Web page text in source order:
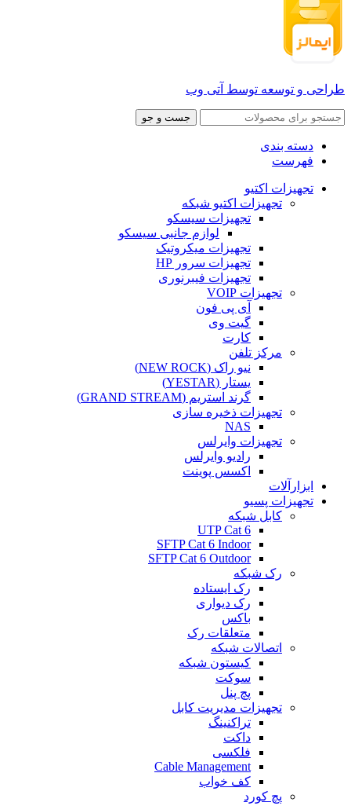
طراحی و توسعه توسط آتی وب
جست و جو
دسته بندی
فهرست
تجهیزات اکتیو
تجهیزات اکتیو شبکه
تجهیزات سیسکو
لوازم جانبی سیسکو
تجهیزات میکروتیک
تجهیزات سرور HP
تجهیزات فیبرنوری
تجهیزات VOIP
آی پی فون
گیت وی
کارت
مرکز تلفن
نیو راک (NEW ROCK)
یستار (YESTAR)
گرند استریم (GRAND STREAM)
تجهیزات ذخیره سازی
NAS
تجهیزات وایرلس
رادیو وایرلس
اکسس پوینت
ابزارآلات
تجهیزات پسیو
کابل شبکه
UTP Cat 6
SFTP Cat 6 Indoor
SFTP Cat 6 Outdoor
رک شبکه
رک ایستاده
رک دیواری
باکس
متعلقات رک
اتصالات شبکه
کیستون شبکه
سوکت
پچ پنل
تجهیزات مدیریت کابل
تراکنینگ
داکت
فلکسی
Cable Management
کف خواب
پچ کورد